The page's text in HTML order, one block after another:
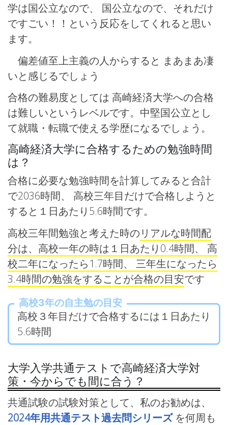
学は国公立なので、 国公立なので、それだけ
ですごい！！という反応をしてくれると思い
ます。
偏差値至上主義の人からすると まあまあ凄
いと感じるでしょう
合格の難易度としては 高崎経済大学への合格
は難しいというレベルです。中堅国公立とし
て就職・転職で使える学歴になるでしょう。
高崎経済大学に合格するための勉強時間
は？
合格に必要な勉強時間を計算してみると合計
で2036時間、 高校三年目だけで合格しようと
すると１日あたり5.6時間です。
高校三年間勉強と考えた時のリアルな時間配
分は、高校一年の時は１日あたり0.4時間、 高
校二年になったら1.7時間、 三年生になったら
3.4時間の勉強をすることが合格の目安です
高校3年の自主勉の目安
高校３年目だけで合格するには１日あたり
5.6時間
大学入学共通テストで高崎経済大学対
策・今からでも間に合う？
共通試験の試験対策として、私のお勧めは、
2024年用共通テスト過去問シリーズを何周も